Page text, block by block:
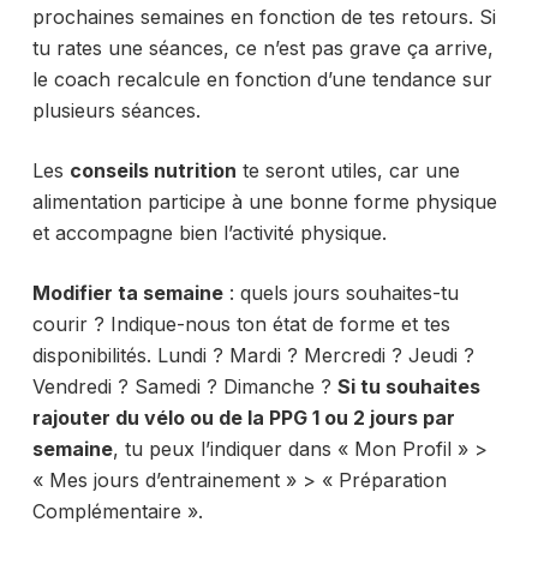
prochaines semaines en fonction de tes retours. Si
tu rates une séances, ce n’est pas grave ça arrive,
le coach recalcule en fonction d’une tendance sur
plusieurs séances.
Les conseils nutrition te seront utiles, car une
alimentation participe à une bonne forme physique
et accompagne bien l’activité physique.
Modifier ta semaine: quels jours souhaites-tu
courir ? Indique-nous ton état de forme et tes
disponibilités. Lundi ? Mardi ? Mercredi ? Jeudi ?
Vendredi ? Samedi ? Dimanche ? Si tu souhaites
rajouter du vélo ou de la PPG 1 ou 2 jours par
semaine, tu peux l’indiquer dans « Mon Profil » >
« Mes jours d’entrainement » > « Préparation
Complémentaire ».